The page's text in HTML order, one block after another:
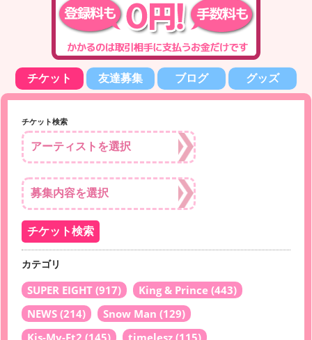
チケット 友達募集 ブログ グッズ
チケット検索
カテゴリ
SUPER EIGHT (917) King & Prince (443)
NEWS (214) Snow Man (129)